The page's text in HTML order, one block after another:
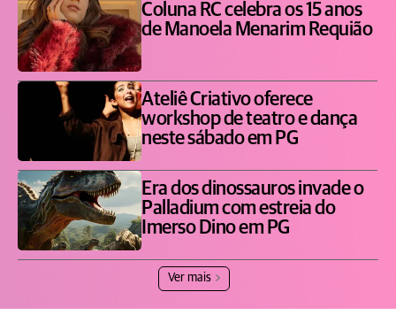
Coluna RC celebra os 15 anos
de Manoela Menarim Requião
Ateliê Criativo oferece
workshop de teatro e dança
neste sábado em PG
Era dos dinossauros invade o
Palladium com estreia do
Imerso Dino em PG
Ver mais